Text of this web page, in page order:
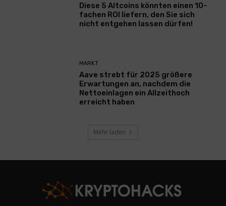
Diese 5 Altcoins könnten einen 10-
fachen ROI liefern, den Sie sich
nicht entgehen lassen dürfen!
MARKT
Aave strebt für 2025 größere
Erwartungen an, nachdem die
Nettoeinlagen ein Allzeithoch
erreicht haben
Mehr laden